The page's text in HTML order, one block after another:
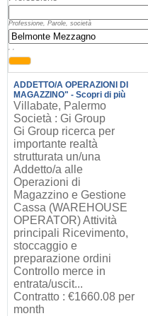
Professione, Parole, società
, ,
ADDETTO/A OPERAZIONI DI
MAGAZZINO" - Scopri di più
Villabate, Palermo
Società : Gi Group
Gi Group ricerca per
importante realtà
strutturata un/una
Addetto/a alle
Operazioni di
Magazzino e Gestione
Cassa (WAREHOUSE
OPERATOR) Attività
principali Ricevimento,
stoccaggio e
preparazione ordini
Controllo merce in
entrata/uscit...
Contratto : €1660.08 per
month